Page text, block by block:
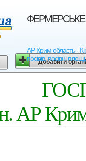
ФЕРМЕРСЬКЕ
АР Крим область -
посівів, посівні
Добавити
АР